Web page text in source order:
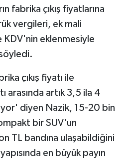
fabrika çıkış fiyatlarına
vergileri, ek mali
KDV'nin eklenmesiyle
söyledi.
çıkış fiyatı ile
arasında artık 3,5 ila 4
diyen Nazik, 15-20 bin
bir SUV'un
TL bandına ulaşabildiğini
en büyük payın